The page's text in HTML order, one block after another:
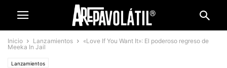
Inicio Lanzamientos
«Love If You Want It»: El poderoso regreso de
Meeka In Jail
Lanzamientos